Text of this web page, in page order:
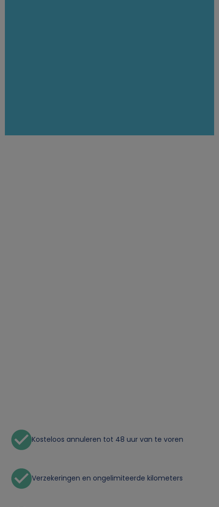
Kosteloos annuleren tot 48 uur van te voren
Verzekeringen en ongelimiteerde kilometers